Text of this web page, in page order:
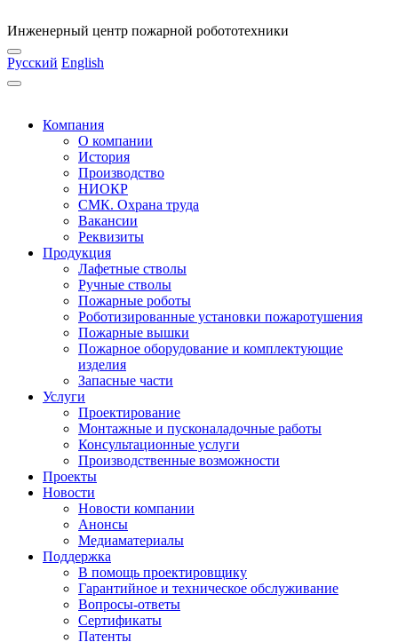
Инженерный центр пожарной робототехники
Русский English
Компания
О компании
История
Производство
НИОКР
СМК. Охрана труда
Вакансии
Реквизиты
Продукция
Лафетные стволы
Ручные стволы
Пожарные роботы
Роботизированные установки пожаротушения
Пожарные вышки
Пожарное оборудование и комплектующие
изделия
Запасные части
Услуги
Проектирование
Монтажные и пусконаладочные работы
Консультационные услуги
Производственные возможности
Проекты
Новости
Новости компании
Анонсы
Медиаматериалы
Поддержка
В помощь проектировщику
Гарантийное и техническое обслуживание
Вопросы-ответы
Сертификаты
Патенты